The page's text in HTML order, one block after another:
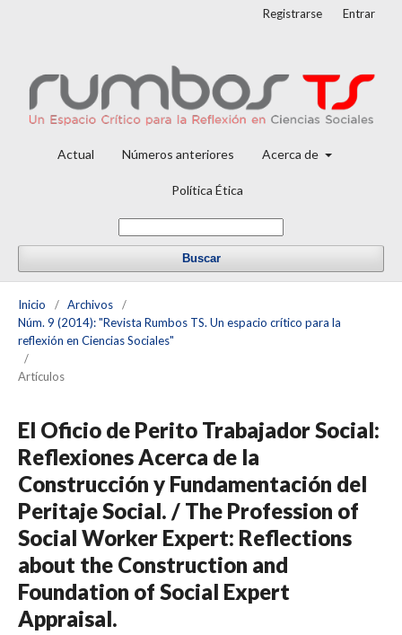
Actual Números anteriores Acerca de
Política Ética
Buscar
Registrarse Entrar
Inicio / Archivos
/
Núm. 9 (2014): "Revista Rumbos TS. Un espacio crítico para la
reflexión en Ciencias Sociales"
/
Artículos
El Oficio de Perito Trabajador Social:
Reflexiones Acerca de la
Construcción y Fundamentación del
Peritaje Social. / The Profession of
Social Worker Expert: Reflections
about the Construction and
Foundation of Social Expert
Appraisal.